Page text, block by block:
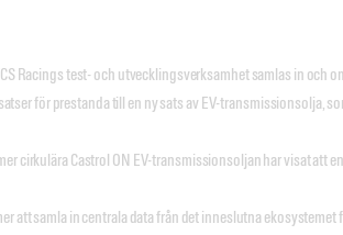
Racings test- och utvecklingsverksamhet samlas in
för prestanda till en ny sats av EV-transmissionsolja,
cirkulära Castrol ON EV-transmissionsoljan har visat att
att samla in centrala data från det inneslutna